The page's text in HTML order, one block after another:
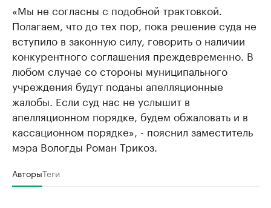
«Мы не согласны с подобной трактовкой.
Полагаем, что до тех пор, пока решение суда не
вступило в законную силу, говорить о наличии
конкурентного соглашения преждевременно. В
любом случае со стороны муниципального
учреждения будут поданы апелляционные
жалобы. Если суд нас не услышит в
апелляционном порядке, будем обжаловать и в
кассационном порядке», - пояснил заместитель
мэра Вологды Роман Трикоз.
АвторыТеги